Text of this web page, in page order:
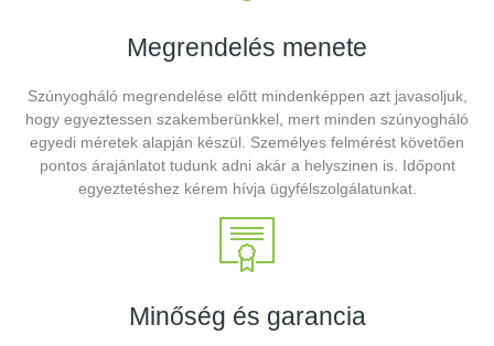
Megrendelés menete
Szúnyogháló megrendelése előtt mindenképpen azt javasoljuk,
hogy egyeztessen szakemberünkkel, mert minden szúnyogháló
egyedi méretek alapján készül. Személyes felmérést követően
pontos árajánlatot tudunk adni akár a helyszinen is. Időpont
egyeztetéshez kérem hívja ügyfélszolgálatunkat.
Minőség és garancia